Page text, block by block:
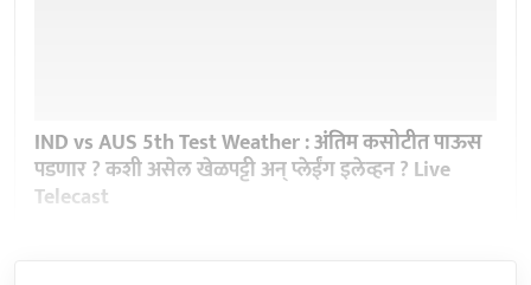
IND vs AUS 5th Test Weather : अंतिम कसोटीत पाऊस
पडणार ? कशी असेल खेळपट्टी अन् प्लेईंग इलेव्हन ? Live
Telecast